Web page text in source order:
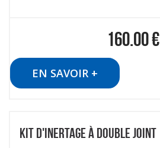
160.00€
EN SAVOIR +
KIT D'INERTAGE À DOUBLE JOINT